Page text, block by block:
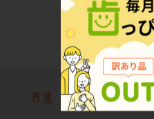
Copyright(C) P.D.R.